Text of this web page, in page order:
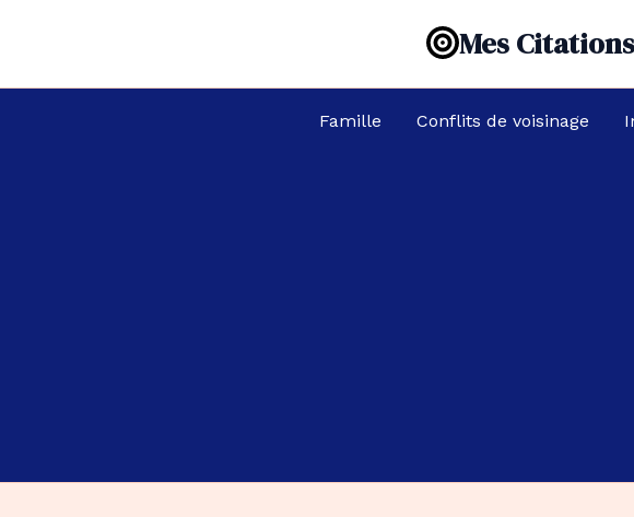
Mes
Famille Conflits de voisinage